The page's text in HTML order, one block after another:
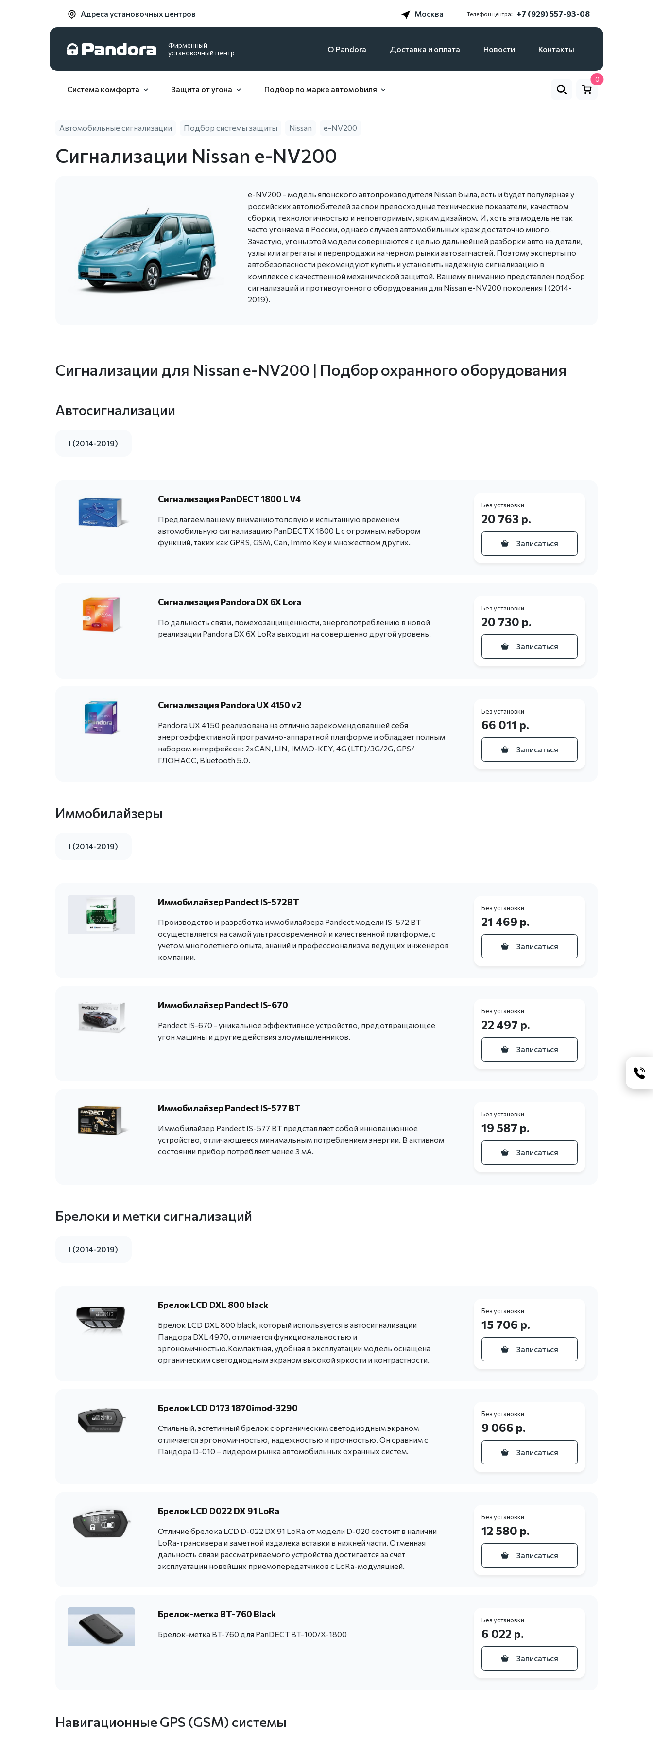
Адреса установочных центров Москва Телефон центра: +7 (929) 557-93-08
Фирменный
установочный центр
O Pandora Доставка и оплата Новости Контакты
Система комфорта Защита от угона Подбор по марке автомобиля
0
Автомобильные сигнализации Подбор системы защиты Nissan e-NV200
Сигнализации Nissan e-NV200
e-NV200 - модель японского автопроизводителя Nissan была, есть и будет популярная у
российских автолюбителей за свои превосходные технические показатели, качеством
сборки, технологичностью и неповторимым, ярким дизайном. И, хоть эта модель не так
часто угоняема в России, однако случаев автомобильных краж достаточно много.
Зачастую, угоны этой модели совершаются с целью дальнейшей разборки авто на детали,
узлы или агрегаты и перепродажи на черном рынки автозапчастей. Поэтому эксперты по
автобезопасности рекомендуют купить и установить надежную сигнализацию в
комплексе с качественной механической защитой. Вашему вниманию представлен подбор
сигнализаций и противоугонного оборудования для Nissan e-NV200 поколения I (2014-
2019).
Сигнализации для Nissan e-NV200 | Подбор охранного оборудования
Автосигнализации
I (2014-2019)
Сигнализация PanDECT 1800 L V4
Предлагаем вашему вниманию топовую и испытанную временем
автомобильную сигнализацию PanDECT X 1800 L с огромным набором
функций, таких как GPRS, GSM, Can, Immo Key и множеством других.
Без установки
20 763 р.
Записаться
Сигнализация Pandora DX 6X Lora
По дальность связи, помехозащищенности, энергопотреблению в новой
реализации Pandora DX 6X LoRa выходит на совершенно другой уровень.
Без установки
20 730 р.
Записаться
Сигнализация Pandora UX 4150 v2
Pandora UX 4150 реализована на отлично зарекомендовавшей себя
энергоэффективной программно-аппаратной платформе и обладает полным
набором интерфейсов: 2хCAN, LIN, IMMO-KEY, 4G (LTE)/3G/2G, GPS/
ГЛОНАСС, Bluetooth 5.0.
Без установки
66 011 р.
Записаться
Иммобилайзеры
I (2014-2019)
Иммобилайзер Pandect IS-572BT
Производство и разработка иммобилайзера Pandect модели IS-572 BT
осуществляется на самой ультрасовременной и качественной платформе, с
учетом многолетнего опыта, знаний и профессионализма ведущих инженеров
компании.
Без установки
21 469 р.
Записаться
Иммобилайзер Pandect IS-670
Pandect IS-670 - уникальное эффективное устройство, предотвращающее
угон машины и другие действия злоумышленников.
Без установки
22 497 р.
Записаться
Иммобилайзер Pandect IS-577 BT
Иммобилайзер Pandect IS-577 BT представляет собой инновационное
устройство, отличающееся минимальным потреблением энергии. В активном
состоянии прибор потребляет менее 3 мА.
Без установки
19 587 р.
Записаться
Брелоки и метки сигнализаций
I (2014-2019)
Брелок LCD DXL 800 black
Брелок LCD DXL 800 black, который используется в автосигнализации
Пандора DXL 4970, отличается функциональностью и
эргономичностью.Компактная, удобная в эксплуатации модель оснащена
органическим светодиодным экраном высокой яркости и контрастности.
Без установки
15 706 р.
Записаться
Брелок LCD D173 1870imod-3290
Стильный, эстетичный брелок с органическим светодиодным экраном
отличается эргономичностью, надежностью и прочностью. Он сравним с
Пандора D-010 – лидером рынка автомобильных охранных систем.
Без установки
9 066 р.
Записаться
Брелок LCD D022 DX 91 LoRa
Отличие брелока LCD D-022 DX 91 LoRa от модели D-020 состоит в наличии
LoRa-трансивера и заметной издалека вставки в нижней части. Отменная
дальность связи рассматриваемого устройства достигается за счет
эксплуатации новейших приемопередатчиков с LoRa-модуляцией.
Без установки
12 580 р.
Записаться
Брелок-метка BT-760 Black
Брелок-метка BT-760 для PanDECT BT-100/X-1800
Без установки
6 022 р.
Записаться
Навигационные GPS (GSM) системы